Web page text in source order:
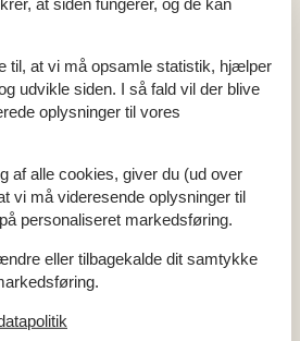
i Tejn
den nordøstlige del af Bornholm byder
for at nyde roen og den smukke natur,
minder for livet. De maleriske
atmosfære danner den perfekte
fyldt med skønne naturoplevelser.
at siden fungerer, og de kan
til, at vi må opsamle statistik, hjælper
udvikle siden. I så fald vil der blive
oplysninger til vores
af alle cookies, giver du (ud over
vi må videresende oplysninger til
personaliseret markedsføring.
eller tilbagekalde dit samtykke